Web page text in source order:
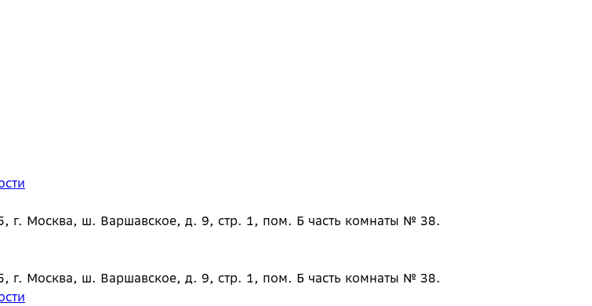
Москва, ш. Варшавское, д. 9, стр. 1, пом. Б часть комнаты № 38.
Москва, ш. Варшавское, д. 9, стр. 1, пом. Б часть комнаты № 38.